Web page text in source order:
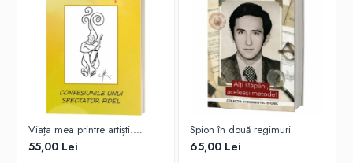
Viața mea printre artiști.
Confesiunile unui spectator
fidel
55,00 Lei
Spion în două regimuri
65,00 Lei